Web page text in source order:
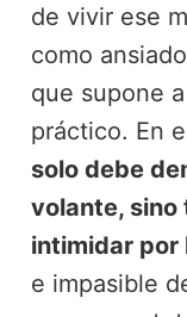
de vivir ese
como
que supone
práctico. En
solo debe
volante, sino
intimidar por
e impasible